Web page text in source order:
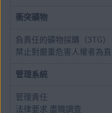
衝突礦物
負責任的礦物採購（3TG）
禁止對嚴重危害人權者為
管理系統
管理責任
法律要求 盡職調查